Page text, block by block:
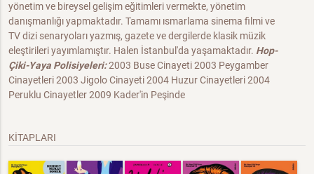
yönetim ve bireysel gelişim eğitimleri vermekte, yönetim
danışmanlığı yapmaktadır. Tamamı ısmarlama sinema filmi ve
TV dizi senaryoları yazmış, gazete ve dergilerde klasik müzik
eleştirileri yayımlamıştır. Halen İstanbul'da yaşamaktadır. Hop-
Çiki-Yaya Polisiyeleri:2003 Buse Cinayeti 2003 Peygamber
Cinayetleri 2003 Jigolo Cinayeti 2004 Huzur Cinayetleri 2004
Peruklu Cinayetler 2009 Kader'in Peşinde
KİTAPLARI